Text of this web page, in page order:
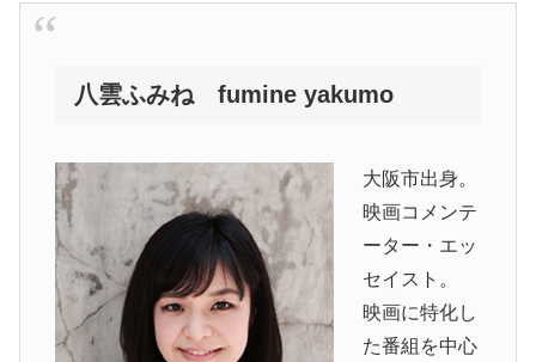
八雲ふみね fumine yakumo
大阪市出身。
映画コメンテ
ーター・エッ
セイスト。
映画に特化し
た番組を中心